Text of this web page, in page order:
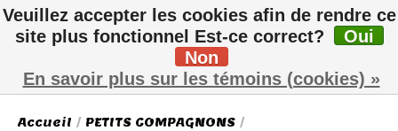
Liste de
Panier
Accueil / PETITS COMPAGNONS /
Veuillez accepter les cookies afin de rendre ce
site plus fonctionnel Est-ce correct?
Oui
Non
En savoir plus sur les témoins (cookies) »